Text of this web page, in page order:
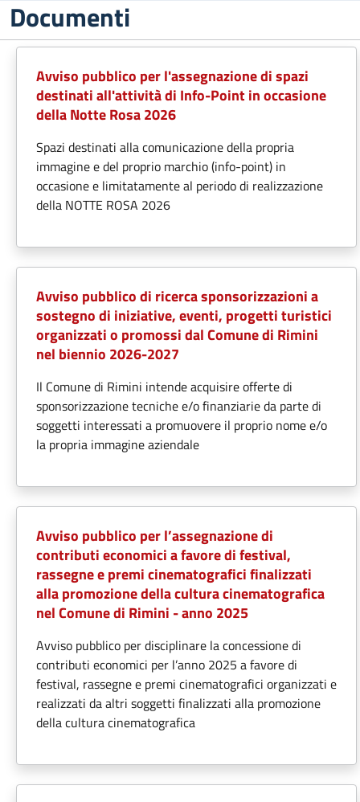
Documenti
Avviso pubblico per l'assegnazione di spazi
destinati all'attività di Info-Point in occasione
della Notte Rosa 2026
Spazi destinati alla comunicazione della propria
immagine e del proprio marchio (info-point) in
occasione e limitatamente al periodo di realizzazione
della NOTTE ROSA 2026
Avviso pubblico di ricerca sponsorizzazioni a
sostegno di iniziative, eventi, progetti turistici
organizzati o promossi dal Comune di Rimini
nel biennio 2026-2027
Il Comune di Rimini intende acquisire offerte di
sponsorizzazione tecniche e/o finanziarie da parte di
soggetti interessati a promuovere il proprio nome e/o
la propria immagine aziendale
Avviso pubblico per l’assegnazione di
contributi economici a favore di festival,
rassegne e premi cinematografici finalizzati
alla promozione della cultura cinematografica
nel Comune di Rimini - anno 2025
Avviso pubblico per disciplinare la concessione di
contributi economici per l’anno 2025 a favore di
festival, rassegne e premi cinematografici organizzati e
realizzati da altri soggetti finalizzati alla promozione
della cultura cinematografica